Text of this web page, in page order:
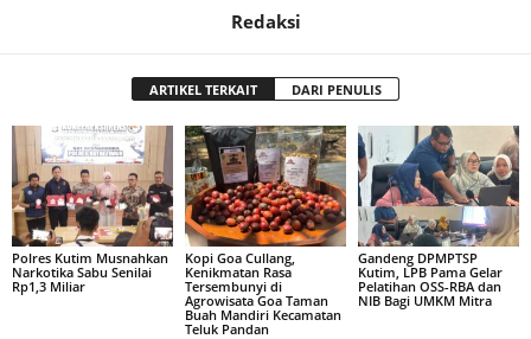
Redaksi
ARTIKEL TERKAIT DARI PENULIS
Polres Kutim Musnahkan
Narkotika Sabu Senilai
Rp1,3 Miliar
Kopi Goa Cullang,
Kenikmatan Rasa
Tersembunyi di
Agrowisata Goa Taman
Buah Mandiri Kecamatan
Teluk Pandan
Gandeng DPMPTSP
Kutim, LPB Pama Gelar
Pelatihan OSS-RBA dan
NIB Bagi UMKM Mitra